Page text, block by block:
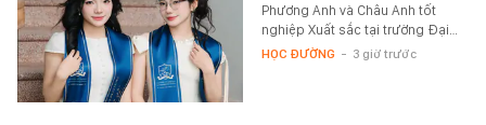
Phương Anh và Châu Anh tốt
nghiệp Xuất sắc tại trường Đại…
HỌC ĐƯỜNG - 3 giờ trước